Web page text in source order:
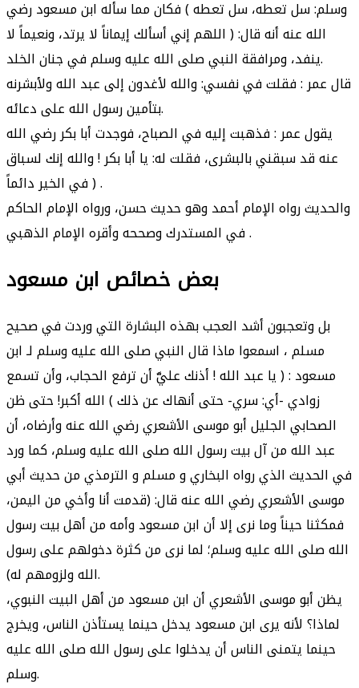
وسلم: سل تعطه، سل تعطه ) فكان مما سأله ابن مسعود رضي
الله عنه أنه قال: ( اللهم إني أسألك إيماناً لا يرتد، ونعيماً لا
ينفد، ومرافقة النبي صلى الله عليه وسلم في جنان الخلد.
قال عمر : فقلت في نفسي: والله لأغدون إلى عبد الله ولأبشرنه
بتأمين رسول الله على دعائه.
يقول عمر : فذهبت إليه في الصباح، فوجدت أبا بكر رضي الله
عنه قد سبقني بالبشرى، فقلت له: يا أبا بكر ! والله إنك لسباق
في الخير دائماً ) .
والحديث رواه الإمام أحمد وهو حديث حسن، ورواه الإمام الحاكم
في المستدرك وصححه وأقره الإمام الذهبي .
بعض خصائص ابن مسعود
بل وتعجبون أشد العجب بهذه البشارة التي وردت في صحيح
مسلم ، اسمعوا ماذا قال النبي صلى الله عليه وسلم لـ ابن
مسعود : ( يا عبد الله ! أذنك عليَّ أن ترفع الحجاب، وأن تسمع
زوادي -أي: سري- حتى أنهاك عن ذلك ) الله أكبر! حتى ظن
الصحابي الجليل أبو موسى الأشعري رضي الله عنه وأرضاه، أن
عبد الله من آل بيت رسول الله صلى الله عليه وسلم، كما ورد
في الحديث الذي رواه البخاري و مسلم و الترمذي من حديث أبي
موسى الأشعري رضي الله عنه قال: (قدمت أنا وأخي من اليمن،
فمكثنا حيناً وما نرى إلا أن ابن مسعود وأمه من أهل بيت رسول
الله صلى الله عليه وسلم؛ لما نرى من كثرة دخولهم على رسول
الله ولزومهم له).
يظن أبو موسى الأشعري أن ابن مسعود من أهل البيت النبوي،
لماذا؟ لأنه يرى ابن مسعود يدخل حينما يستأذن الناس، ويخرج
حينما يتمنى الناس أن يدخلوا على رسول الله صلى الله عليه
وسلم.